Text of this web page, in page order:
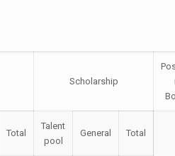
Scholarship
Total
Talent
pool
General Total